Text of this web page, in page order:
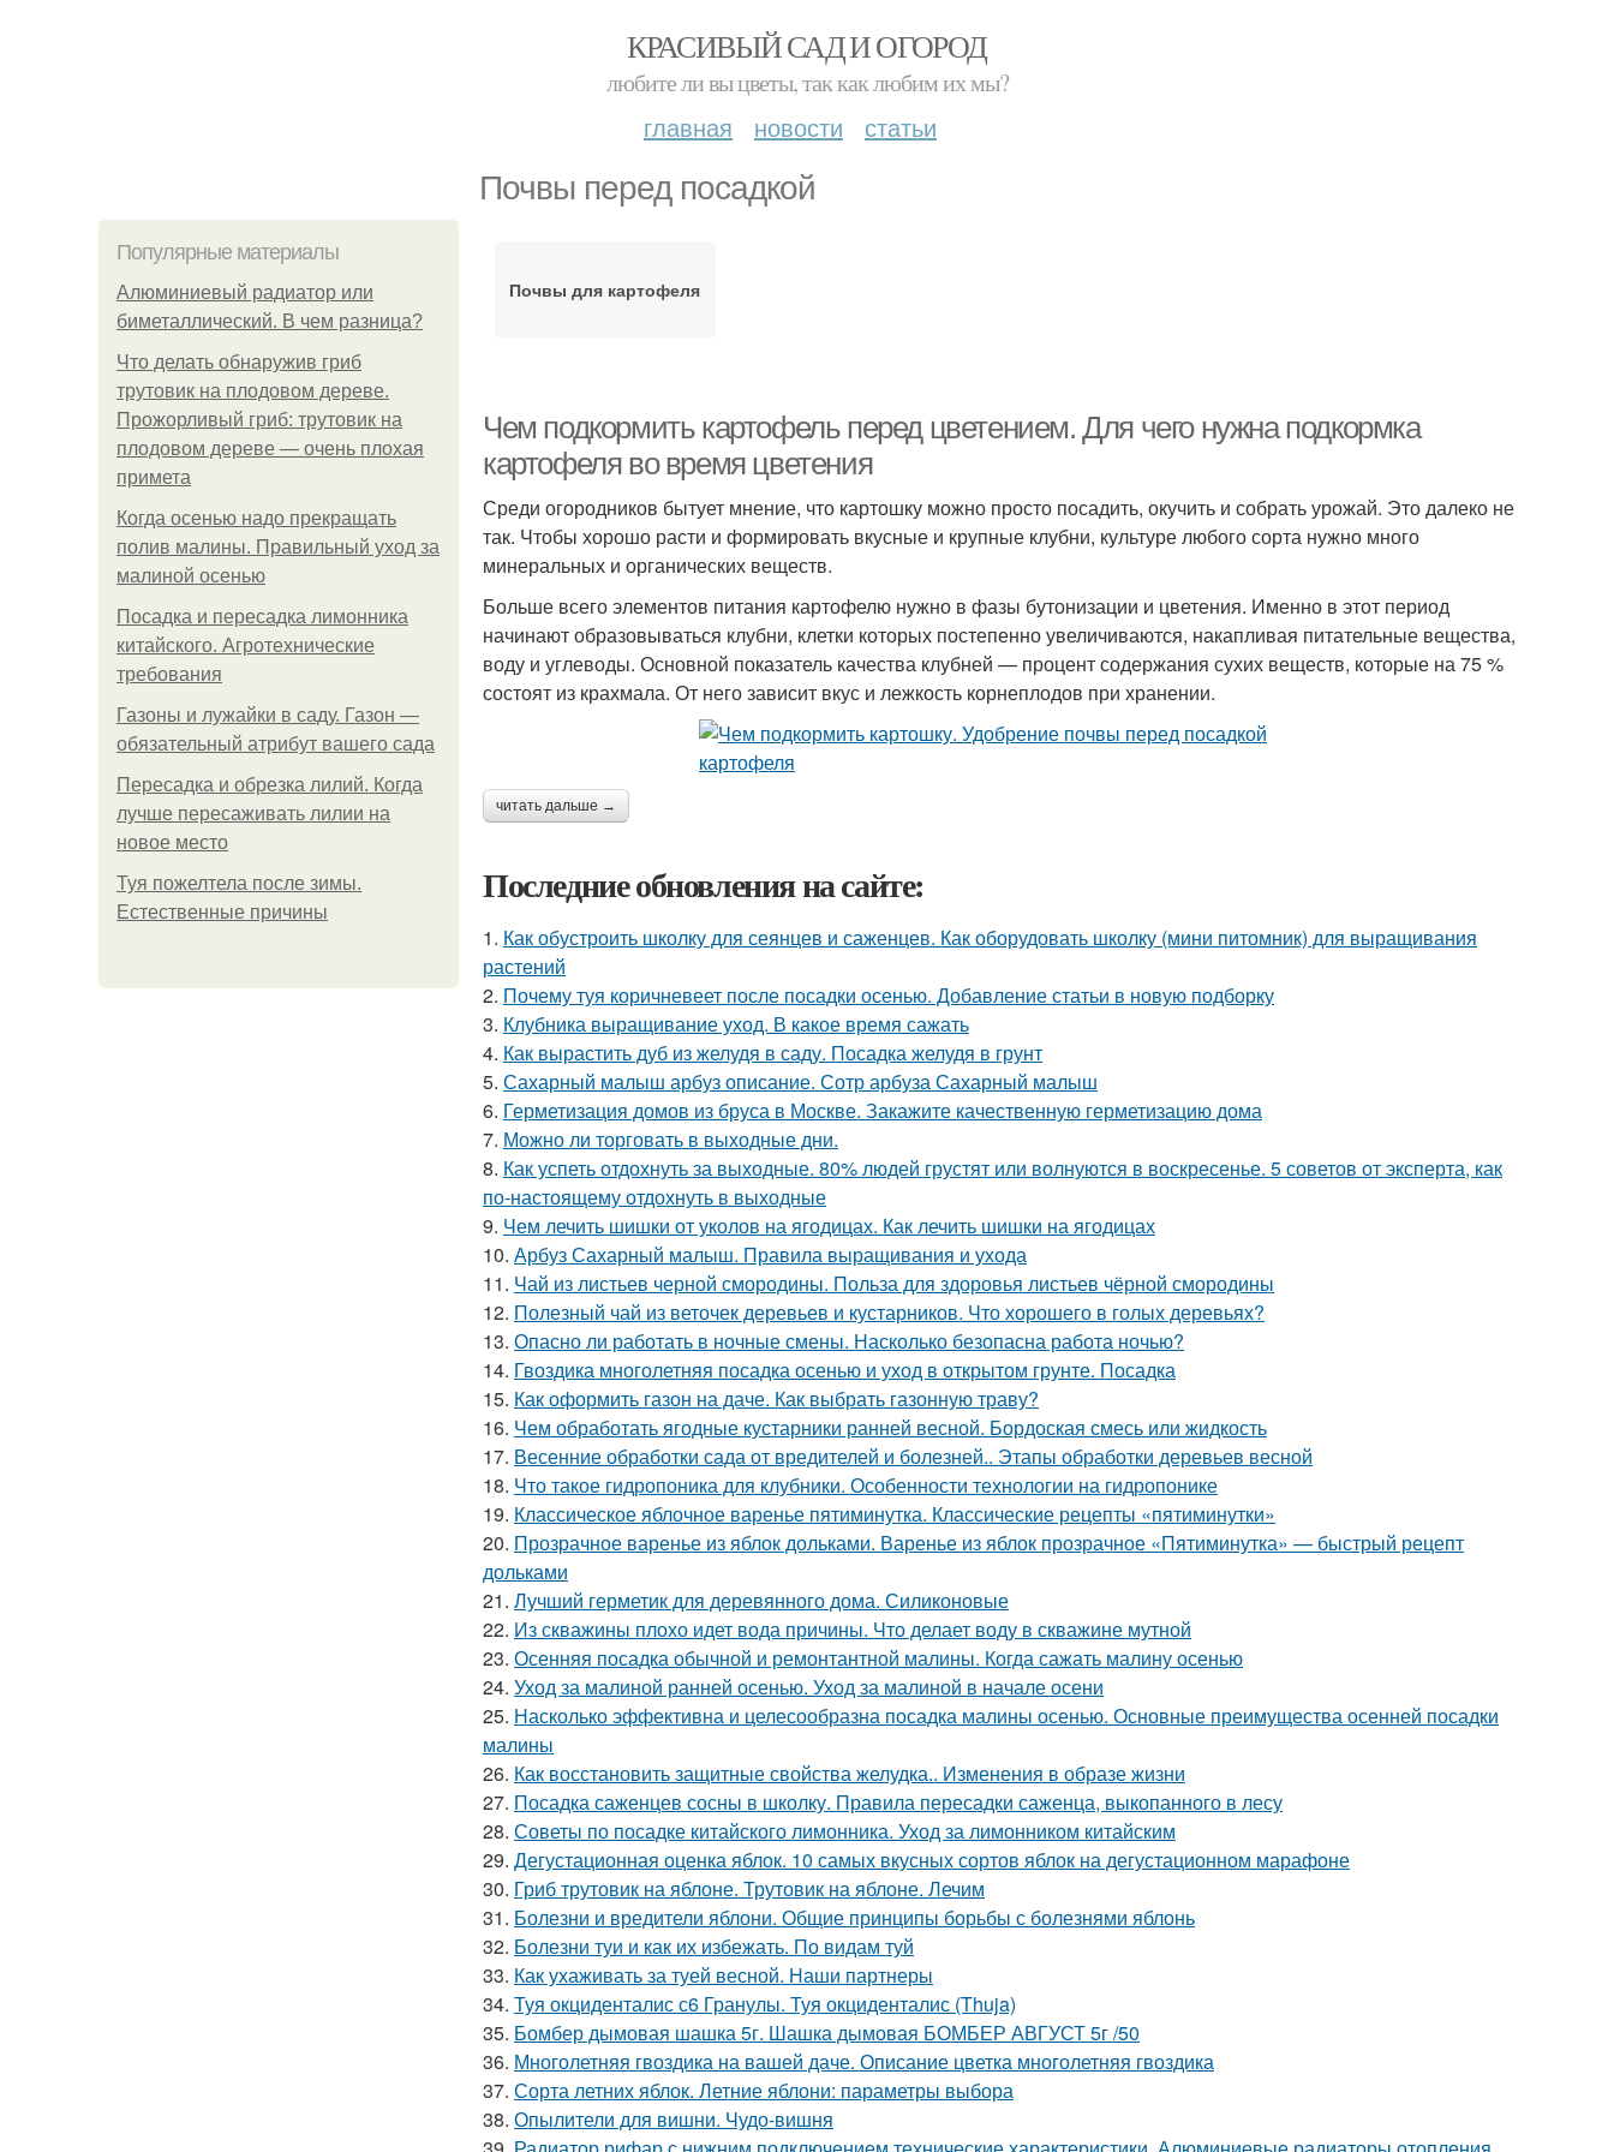
КРАСИВЫЙ САД И ОГОРОД
любите ли вы цветы, так как любим их мы?
главная новости статьи
Почвы перед посадкой
Популярные материалы
Алюминиевый радиатор или
биметаллический. В чем разница?
Что делать обнаружив гриб
трутовик на плодовом дереве.
Прожорливый гриб: трутовик на
плодовом дереве — очень плохая
примета
Когда осенью надо прекращать
полив малины. Правильный уход за
малиной осенью
Посадка и пересадка лимонника
китайского. Агротехнические
требования
Газоны и лужайки в саду. Газон —
обязательный атрибут вашего сада
Пересадка и обрезка лилий. Когда
лучше пересаживать лилии на
новое место
Туя пожелтела после зимы.
Естественные причины
Почвы для картофеля
Чем подкормить картофель перед цветением. Для чего нужна подкормка
картофеля во время цветения
Среди огородников бытует мнение, что картошку можно просто посадить, окучить и собрать урожай. Это далеко не
так. Чтобы хорошо расти и формировать вкусные и крупные клубни, культуре любого сорта нужно много
минеральных и органических веществ.
Больше всего элементов питания картофелю нужно в фазы бутонизации и цветения. Именно в этот период
начинают образовываться клубни, клетки которых постепенно увеличиваются, накапливая питательные вещества,
воду и углеводы. Основной показатель качества клубней — процент содержания сухих веществ, которые на 75 %
состоят из крахмала. От него зависит вкус и лежкость корнеплодов при хранении.
читать дальше →
Последние обновления на сайте:
1. Как обустроить школку для сеянцев и саженцев. Как оборудовать школку (мини питомник) для выращивания
растений
2. Почему туя коричневеет после посадки осенью. Добавление статьи в новую подборку
3. Клубника выращивание уход. В какое время сажать
4. Как вырастить дуб из желудя в саду. Посадка желудя в грунт
5. Сахарный малыш арбуз описание. Сотр арбуза Сахарный малыш
6. Герметизация домов из бруса в Москве. Закажите качественную герметизацию дома
7. Можно ли торговать в выходные дни.
8. Как успеть отдохнуть за выходные. 80% людей грустят или волнуются в воскресенье. 5 советов от эксперта, как
по-настоящему отдохнуть в выходные
9. Чем лечить шишки от уколов на ягодицах. Как лечить шишки на ягодицах
10. Арбуз Сахарный малыш. Правила выращивания и ухода
11. Чай из листьев черной смородины. Польза для здоровья листьев чёрной смородины
12. Полезный чай из веточек деревьев и кустарников. Что хорошего в голых деревьях?
13. Опасно ли работать в ночные смены. Насколько безопасна работа ночью?
14. Гвоздика многолетняя посадка осенью и уход в открытом грунте. Посадка
15. Как оформить газон на даче. Как выбрать газонную траву?
16. Чем обработать ягодные кустарники ранней весной. Бордоская смесь или жидкость
17. Весенние обработки сада от вредителей и болезней.. Этапы обработки деревьев весной
18. Что такое гидропоника для клубники. Особенности технологии на гидропонике
19. Классическое яблочное варенье пятиминутка. Классические рецепты «пятиминутки»
20. Прозрачное варенье из яблок дольками. Варенье из яблок прозрачное «Пятиминутка» — быстрый рецепт
дольками
21. Лучший герметик для деревянного дома. Силиконовые
22. Из скважины плохо идет вода причины. Что делает воду в скважине мутной
23. Осенняя посадка обычной и ремонтантной малины. Когда сажать малину осенью
24. Уход за малиной ранней осенью. Уход за малиной в начале осени
25. Насколько эффективна и целесообразна посадка малины осенью. Основные преимущества осенней посадки
малины
26. Как восстановить защитные свойства желудка.. Изменения в образе жизни
27. Посадка саженцев сосны в школку. Правила пересадки саженца, выкопанного в лесу
28. Советы по посадке китайского лимонника. Уход за лимонником китайским
29. Дегустационная оценка яблок. 10 самых вкусных сортов яблок на дегустационном марафоне
30. Гриб трутовик на яблоне. Трутовик на яблоне. Лечим
31. Болезни и вредители яблони. Общие принципы борьбы с болезнями яблонь
32. Болезни туи и как их избежать. По видам туй
33. Как ухаживать за туей весной. Наши партнеры
34. Туя окциденталис с6 Гранулы. Туя окциденталис (Thuja)
35. Бомбер дымовая шашка 5г. Шашка дымовая БОМБЕР АВГУСТ 5г /50
36. Многолетняя гвоздика на вашей даче. Описание цветка многолетняя гвоздика
37. Сорта летних яблок. Летние яблони: параметры выбора
38. Опылители для вишни. Чудо-вишня